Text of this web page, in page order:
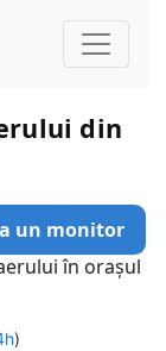
din
un monitor
în orașul
)